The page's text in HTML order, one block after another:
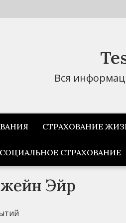
Вся
СТРАХОВАНИЕ
СОЦИАЛЬНОЕ СТРАХОВАНИЕ
Эйр